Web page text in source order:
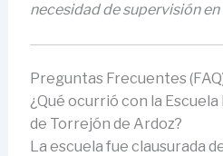
necesidad de supervisión
Preguntas Frecuentes
¿Qué ocurrió con la
de Torrejón de Ardoz?
La escuela fue clausurada